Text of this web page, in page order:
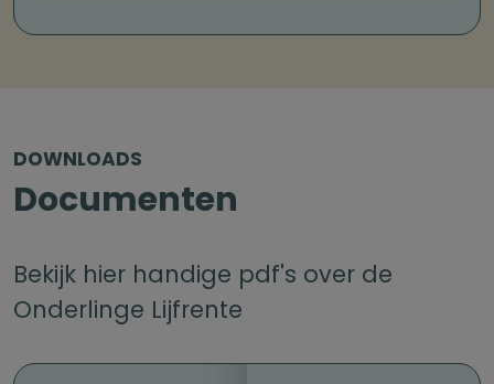
DOWNLOADS
Documenten
Bekijk hier handige pdf's over de
Onderlinge Lijfrente